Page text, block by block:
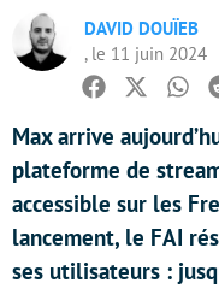
DAVID DOUÏEB
, le 11 juin 2024
Facebook
Twitter
Max arrive
plateforme de
accessible sur les
lancement, le FAI
ses utilisateurs :